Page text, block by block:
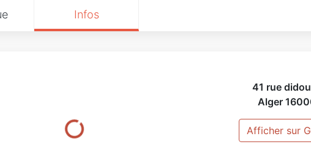
Infos
41 rue
Alger
Afficher sur